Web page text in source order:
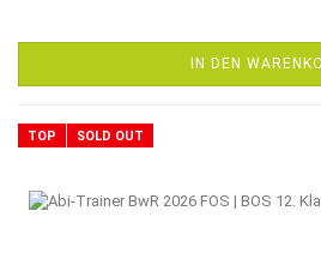
IN DEN
TOP SOLD OUT